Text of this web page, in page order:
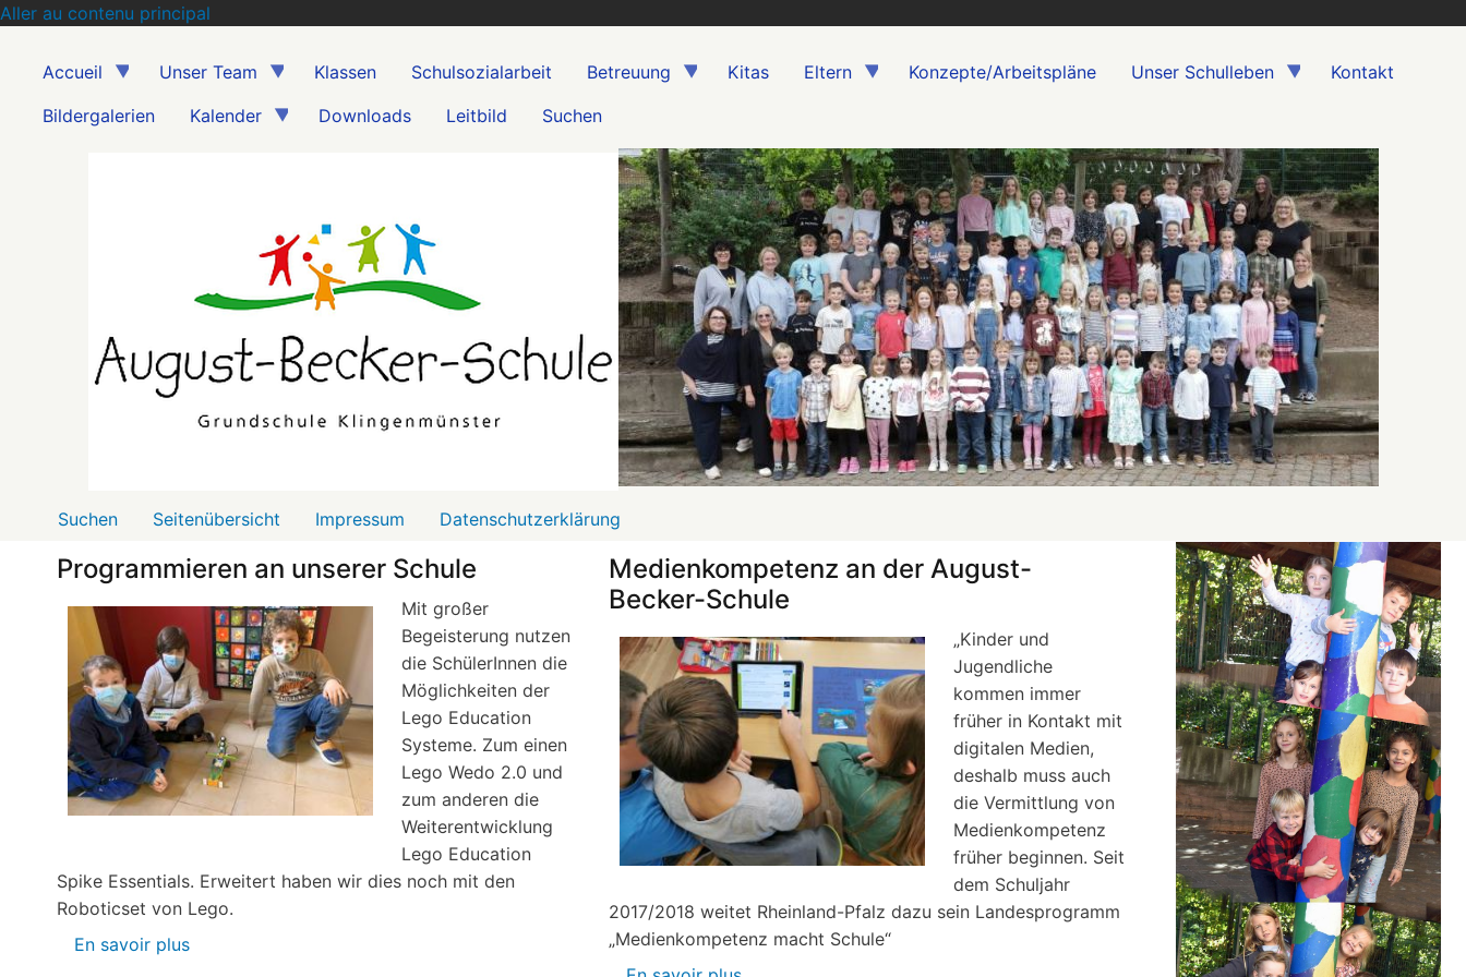
Aller au contenu principal
Accueil Unser Team Klassen Schulsozialarbeit Betreuung Kitas Eltern Konzepte/Arbeitspläne Unser Schulleben
Kontakt
Bildergalerien
Kalender Downloads Leitbild Suchen
Menü2
Suchen Seitenübersicht Impressum Datenschutzerklärung
Programmieren an unserer Schule
Mit großer
Begeisterung nutzen
die SchülerInnen die
Möglichkeiten der
Lego Education
Systeme. Zum einen
Lego Wedo 2.0 und
zum anderen die
Weiterentwicklung
Lego Education
Spike Essentials. Erweitert haben wir dies noch mit den
Roboticset von Lego.
En savoir plus
Medienkompetenz an der August-
Becker-Schule
„Kinder und
Jugendliche
kommen immer
früher in Kontakt mit
digitalen Medien,
deshalb muss auch
die Vermittlung von
Medienkompetenz
früher beginnen. Seit
dem Schuljahr
2017/2018 weitet Rheinland-Pfalz dazu sein Landesprogramm
„Medienkompetenz macht Schule“